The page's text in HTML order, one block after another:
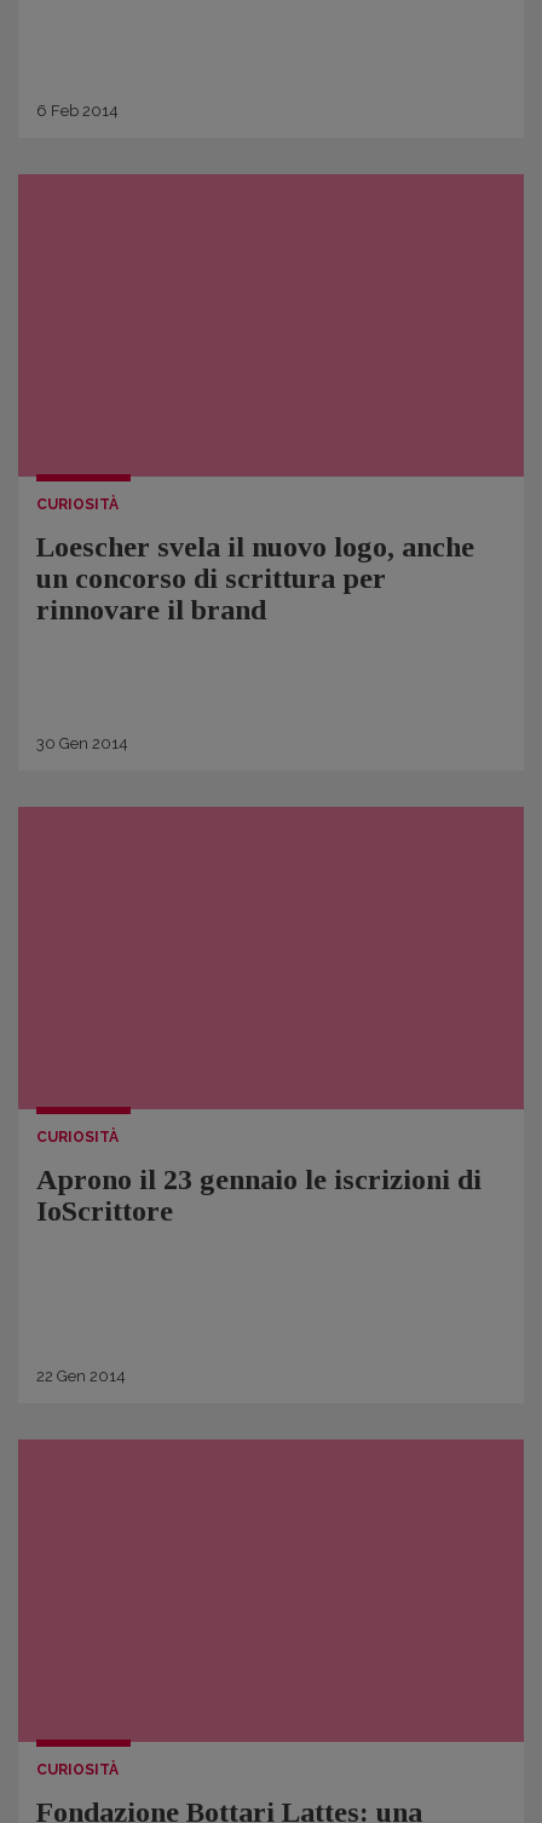
6 Feb 2014
CURIOSITÀ
Loescher svela il nuovo logo, anche
un concorso di scrittura per
rinnovare il brand
30 Gen 2014
CURIOSITÀ
Aprono il 23 gennaio le iscrizioni di
IoScrittore
22 Gen 2014
CURIOSITÀ
Fondazione Bottari Lattes: una